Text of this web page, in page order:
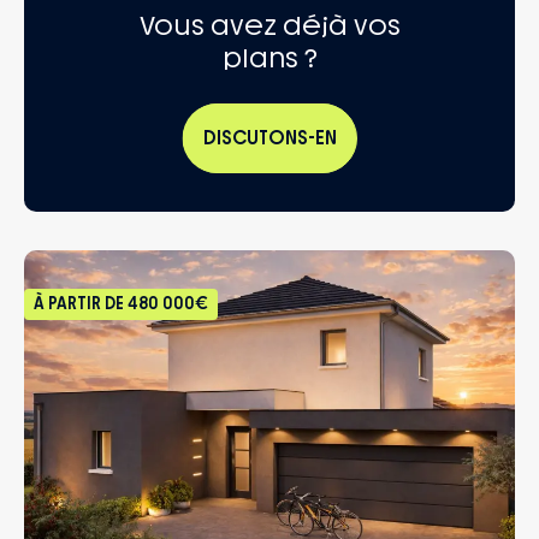
Vous avez déjà vos
plans ?
DISCUTONS-EN
À PARTIR DE 480 000€